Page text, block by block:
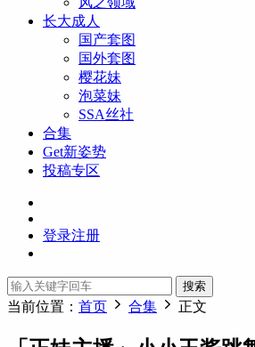
长大成人
国产套图
国外套图
樱花妹
泡菜妹
SSA丝社
合集
Get新姿势
投稿专区
登录注册
搜索
当前位置： 首页 合集 正文